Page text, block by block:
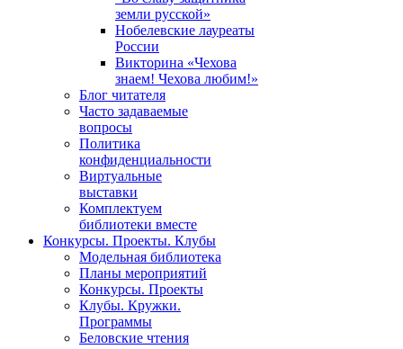
земли русской»
Нобелевские лауреаты
России
Викторина «Чехова
знаем! Чехова любим!»
Блог читателя
Часто задаваемые
вопросы
Политика
конфиденциальности
Виртуальные
выставки
Комплектуем
библиотеки вместе
Конкурсы. Проекты. Клубы
Модельная библиотека
Планы мероприятий
Конкурсы. Проекты
Клубы. Кружки.
Программы
Беловские чтения